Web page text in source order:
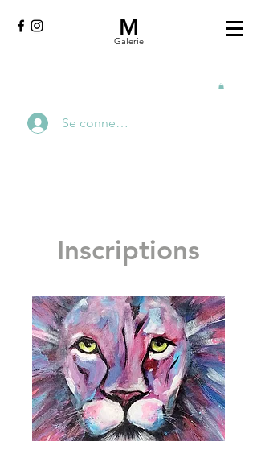
M
Galerie
Se connecter
Inscriptions